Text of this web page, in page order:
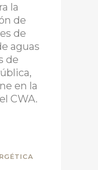
la
de
de
aguas
de
en la
CWA.